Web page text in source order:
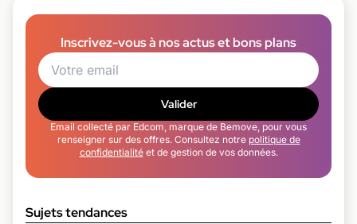
Inscrivez-vous à nos actus et bons plans
Valider
Email collecté par Edcom, marque de Bemove, pour vous
renseigner sur des offres. Consultez notre politique de
confidentialitéet de gestion de vos données.
Sujets tendances